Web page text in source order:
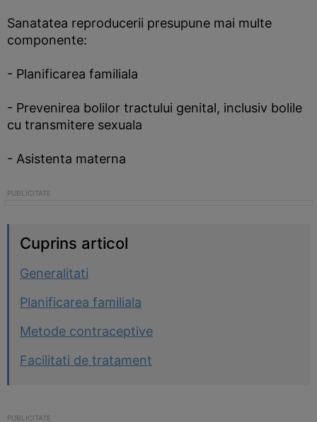
Sanatatea reproducerii presupune mai multe
componente:
- Planificarea familiala
- Prevenirea bolilor tractului genital, inclusiv bolile
cu transmitere sexuala
- Asistenta materna
Cuprins articol
Generalitati
Planificarea familiala
Metode contraceptive
Facilitati de tratament